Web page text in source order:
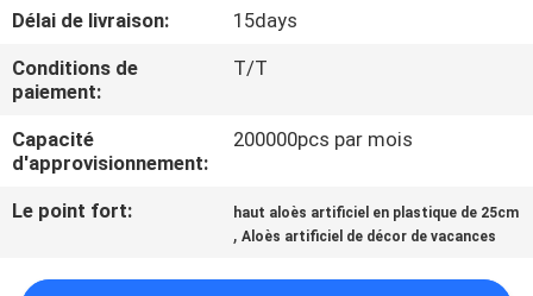
CONTRÔLE
QUALITÉ
CONTACTEZ-
NOUS
Délai de livraison:
15days
Conditions de
paiement:
T/T
Capacité
d'approvisionnement:
200000pcs par mois
Le point fort: haut aloès artificiel en plastique de 25cm
,Aloès artificiel de décor de vacances